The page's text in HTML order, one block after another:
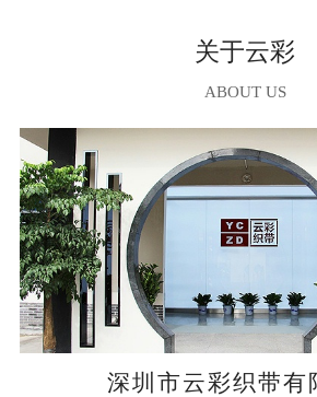
关于云彩
ABOUT US
深圳市云彩织带有